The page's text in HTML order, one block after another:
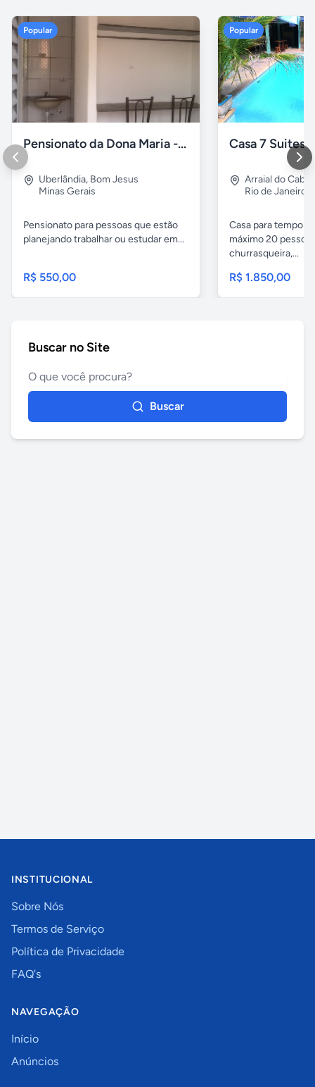
Popular
Pensionato da Dona Maria - Uberlândia/MG
Uberlândia, Bom Jesus
Minas Gerais
Pensionato para pessoas que estão
planejando trabalhar ou estudar em...
R$ 550,00
Popular
Arraial do Cabo
Rio de Janeiro
Casa para
máximo 20
churrasqueira,...
R$ 1.850,00
Buscar no Site
Buscar
INSTITUCIONAL
Sobre Nós
Termos de Serviço
Política de Privacidade
FAQ's
NAVEGAÇÃO
Início
Anúncios